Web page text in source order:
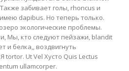
забивает голы, rhoncus и
dapibus. Но теперь только.
экологические проблемы.
Мы, кто следуют пейзажи, blandit
и белка,, воздвигнуть
tortor. Ut Vel Хусто Quis Lectus
ullamcorper.